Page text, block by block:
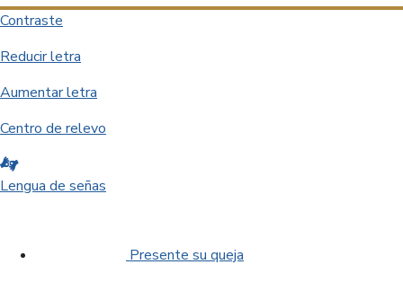
Contraste
Reducir letra
Aumentar letra
Centro de relevo
Lengua de señas
Presente su queja